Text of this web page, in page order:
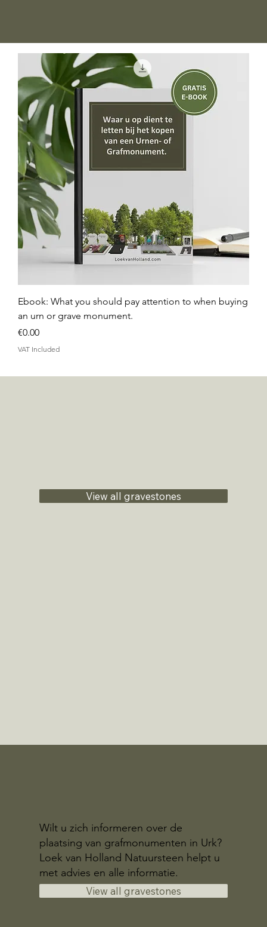
Ebook: What you should pay attention to when buying
an urn or grave monument.
Price
€0.00
VAT Included
View all gravestones
Wilt u zich informeren over de
plaatsing van grafmonumenten in Urk?
Loek van Holland Natuursteen helpt u
met advies en alle informatie.
View all gravestones